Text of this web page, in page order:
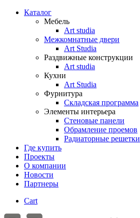
Каталог
Мебель
Art studia
Межкомнатные двери
Art Studia
Раздвижные конструкции
Art studia
Кухни
Art Studia
Фурнитура
Складская программа
Элементы интерьера
Стеновые панели
Обрамление проемов
Радиаторные решетки
Где купить
Проекты
О компании
Новости
Партнеры
Cart